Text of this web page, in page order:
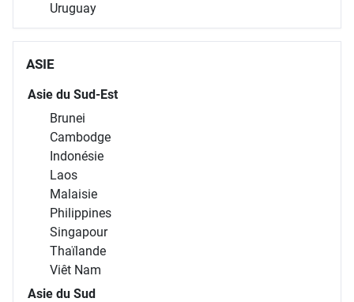
Uruguay
ASIE
Asie du Sud-Est
Brunei
Cambodge
Indonésie
Laos
Malaisie
Philippines
Singapour
Thaïlande
Viêt Nam
Asie du Sud